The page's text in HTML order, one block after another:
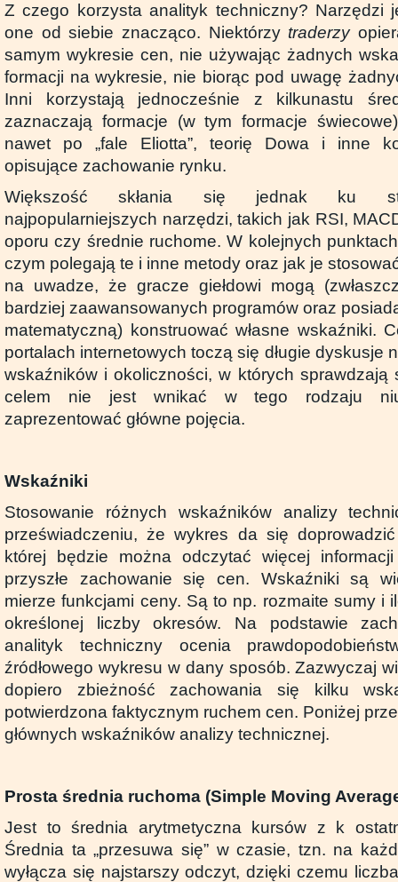
Z czego korzysta analityk techniczny? Narzędzi
one od siebie znacząco. Niektórzy traderzy
samym wykresie cen, nie używając żadnych
formacji na wykresie, nie biorąc pod uwagę
Inni korzystają jednocześnie z kilkunastu
zaznaczają formacje (w tym formacje
nawet po „fale Eliotta”, teorię Dowa i inne
opisujące zachowanie rynku.
Większość skłania się jednak ku
najpopularniejszych narzędzi, takich jak RSI,
oporu czy średnie ruchome. W kolejnych
czym polegają te i inne metody oraz jak je
na uwadze, że gracze giełdowi mogą
bardziej zaawansowanych programów oraz
matematyczną) konstruować własne wskaźniki.
portalach internetowych toczą się długie dyskusje
wskaźników i okoliczności, w których sprawdzają
celem nie jest wnikać w tego rodzaju
zaprezentować główne pojęcia.
Wskaźniki
Stosowanie różnych wskaźników analizy
przeświadczeniu, że wykres da się
której będzie można odczytać więcej
przyszłe zachowanie się cen. Wskaźniki są
mierze funkcjami ceny. Są to np. rozmaite sumy i
określonej liczby okresów. Na podstawie
analityk techniczny ocenia
źródłowego wykresu w dany sposób. Zazwyczaj
dopiero zbieżność zachowania się kilku
potwierdzona faktycznym ruchem cen. Poniżej
głównych wskaźników analizy technicznej.
Prosta średnia ruchoma (Simple Moving
Jest to średnia arytmetyczna kursów z k
Średnia ta „przesuwa się” w czasie, tzn. na
wyłącza się najstarszy odczyt, dzięki czemu